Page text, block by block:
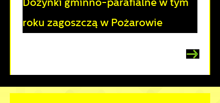
Dożynki gminno-parafialne w tym
roku zagoszczą w Pożarowie